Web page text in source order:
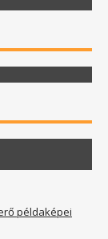
példaképei